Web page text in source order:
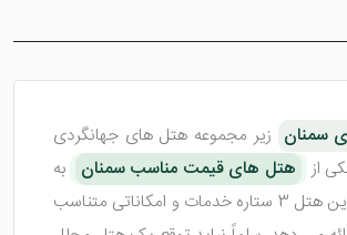
سمنان زیر مجموعه هتل های جهانگردی
از
هتل های قیمت مناسب سمنان به
شمار می رود. این هتل 3 ستاره خدمات و امکاناتی متناسب